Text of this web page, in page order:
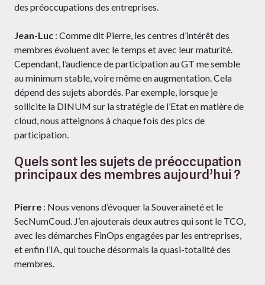
des préoccupations des entreprises.
Jean-Luc : Comme dit Pierre, les centres d’intérêt des
membres évoluent avec le temps et avec leur maturité.
Cependant, l’audience de participation au GT me semble
au minimum stable, voire même en augmentation. Cela
dépend des sujets abordés. Par exemple, lorsque je
sollicite la DINUM sur la stratégie de l’Etat en matière de
cloud, nous atteignons à chaque fois des pics de
participation.
Quels sont les sujets de préoccupation
principaux des membres aujourd’hui ?
Pierre : Nous venons d’évoquer la Souveraineté et le
SecNumCoud. J’en ajouterais deux autres qui sont le TCO,
avec les démarches FinOps engagées par les entreprises,
et enfin l’IA, qui touche désormais la quasi-totalité des
membres.